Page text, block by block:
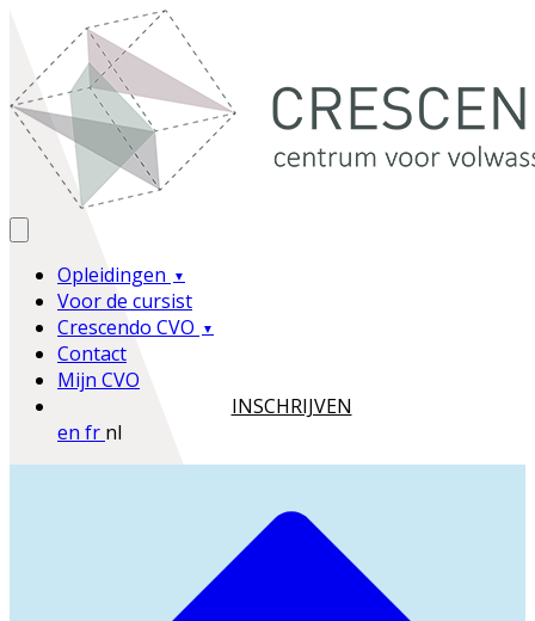
Opleidingen
Voor de cursist
Crescendo CVO
Contact
Mijn CVO
INSCHRIJVEN
en fr nl